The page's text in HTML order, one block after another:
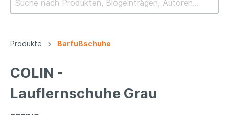
Produkte Barfußschuhe
COLIN -
Lauflernschuhe Grau